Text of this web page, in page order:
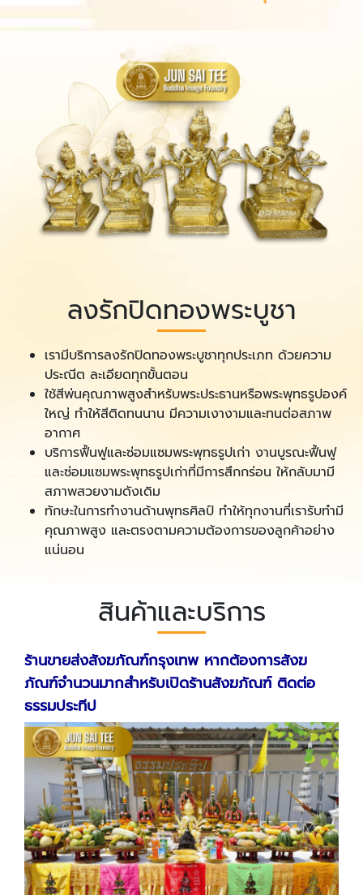
ลงรักปิดทองพระบูชา
เรามีบริการลงรักปิดทองพระบูชาทุกประเภท ด้วยความ
ประณีต ละเอียดทุกขั้นตอน
ใช้สีพ่นคุณภาพสูงสำหรับพระประธานหรือพระพุทธรูปองค์
ใหญ่ ทำให้สีติดทนนาน มีความเงางามและทนต่อสภาพ
อากาศ
บริการฟื้นฟูและซ่อมแซมพระพุทธรูปเก่า งานบูรณะฟื้นฟู
และซ่อมแซมพระพุทธรูปเก่าที่มีการสึกกร่อน ให้กลับมามี
สภาพสวยงามดังเดิม
ทักษะในการทำงานด้านพุทธศิลป์ ทำให้ทุกงานที่เรารับทำมี
คุณภาพสูง และตรงตามความต้องการของลูกค้าอย่าง
แน่นอน
สินค้าและบริการ
ร้านขายส่งสังฆภัณฑ์กรุงเทพ หากต้องการสังฆ
ภัณฑ์จำนวนมากสำหรับเปิดร้านสังฆภัณฑ์ ติดต่อ
ธรรมประทีป